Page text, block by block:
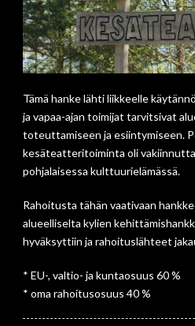
Tämä hanke lähti liikkeelle
ja vapaa-ajan toimijat tarvitsivat
toteuttamiseen ja esiintymiseen.
kesäteatteritoiminta oli
pohjalaisessa kulttuurielämässä.
Rahoitusta tähän vaativaan
alueelliselta kylien
hyväksyttiin ja rahoituslähteet
* EU-, valtio- ja kuntaosuus 60 %
* oma rahoitusosuus 40 %